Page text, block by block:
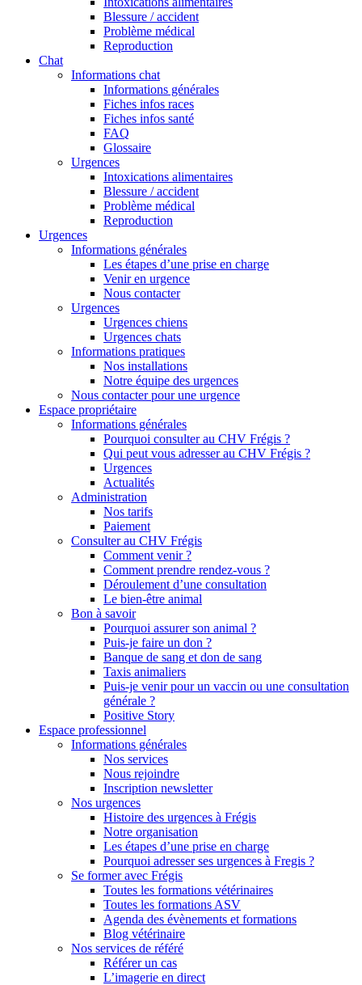
Blessure / accident
Problème médical
Reproduction
Chat
Informations chat
Informations générales
Fiches infos races
Fiches infos santé
FAQ
Glossaire
Urgences
Intoxications alimentaires
Blessure / accident
Problème médical
Reproduction
Urgences
Informations générales
Les étapes d’une prise en charge
Venir en urgence
Nous contacter
Urgences
Urgences chiens
Urgences chats
Informations pratiques
Nos installations
Notre équipe des urgences
Nous contacter pour une urgence
Espace propriétaire
Informations générales
Pourquoi consulter au CHV Frégis ?
Qui peut vous adresser au CHV Frégis ?
Urgences
Actualités
Administration
Nos tarifs
Paiement
Consulter au CHV Frégis
Comment venir ?
Comment prendre rendez-vous ?
Déroulement d’une consultation
Le bien-être animal
Bon à savoir
Pourquoi assurer son animal ?
Puis-je faire un don ?
Banque de sang et don de sang
Taxis animaliers
Puis-je venir pour un vaccin ou une consultation
générale ?
Positive Story
Espace professionnel
Informations générales
Nos services
Nous rejoindre
Inscription newsletter
Nos urgences
Histoire des urgences à Frégis
Notre organisation
Les étapes d’une prise en charge
Pourquoi adresser ses urgences à Fregis ?
Se former avec Frégis
Toutes les formations vétérinaires
Toutes les formations ASV
Agenda des évènements et formations
Blog vétérinaire
Nos services de référé
Référer un cas
L’imagerie en direct